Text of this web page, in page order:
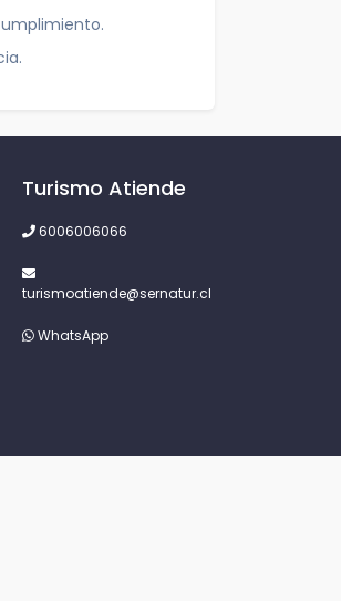
Turismo Atiende
6006006066
turismoatiende@sernatur.cl
WhatsApp